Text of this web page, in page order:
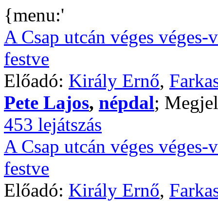
{menu:'
A Csap utcán véges
festve
Előadó: Király Ernő,
Pete Lajos, népdal;
453 lejátszás
A Csap utcán véges
festve
Előadó: Király Ernő,